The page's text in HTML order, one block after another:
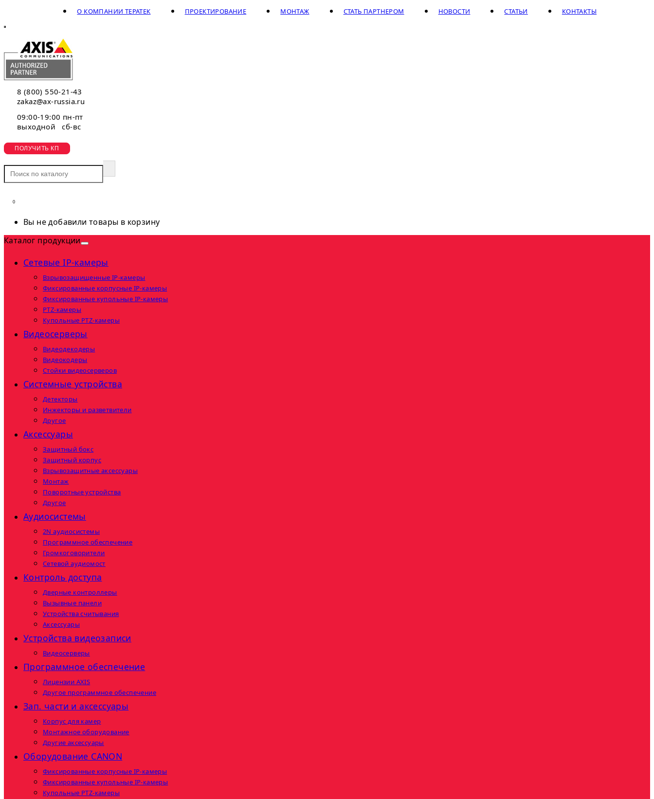
КОНТАКТЫ
СТАТЬИ
НОВОСТИ
СТАТЬ ПАРТНЕРОМ
МОНТАЖ
ПРОЕКТИРОВАНИЕ
О КОМПАНИИ ТЕРАТЕК
8 (800) 550-21-43
zakaz@ax-russia.ru
09:00-19:00 пн-пт
выходной сб-вс
ПОЛУЧИТЬ КП
0
Вы не добавили товары в корзину
Каталог продукции
Сетевые IP-камеры
Взрывозащищенные IP-камеры
Фиксированные корпусные IP-камеры
Фиксированные купольные IP-камеры
PTZ-камеры
Купольные PTZ-камеры
Видеосерверы
Видеодекодеры
Видеокодеры
Стойки видеосерверов
Системные устройства
Детекторы
Инжекторы и разветвители
Другое
Аксессуары
Защитный бокс
Защитный корпус
Взрывозащитные аксессуары
Монтаж
Поворотные устройства
Другое
Аудиосистемы
2N аудиосистемы
Программное обеспечение
Громкоговорители
Сетевой аудиомост
Контроль доступа
Дверные контроллеры
Вызывные панели
Устройства считывания
Аксессуары
Устройства видеозаписи
Видеосерверы
Программное обеспечение
Лицензии AXIS
Другое программное обеспечение
Зап. части и аксессуары
Корпус для камер
Монтажное оборудование
Другие аксессуары
Оборудование CANON
Фиксированные корпусные IP-камеры
Фиксированные купольные IP-камеры
Купольные PTZ-камеры